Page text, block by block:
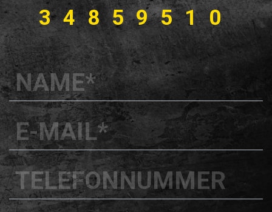
34859510
NAME*
E-MAIL*
TELEFONNUMMER